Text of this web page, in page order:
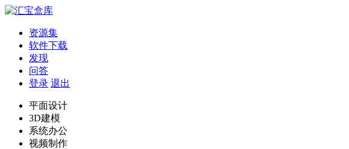
资源集
软件下载
发现
问答
登录 退出
平面设计
3D建模
系统办公
视频制作